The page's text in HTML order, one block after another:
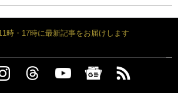
時・17時に最新記事をお届けします